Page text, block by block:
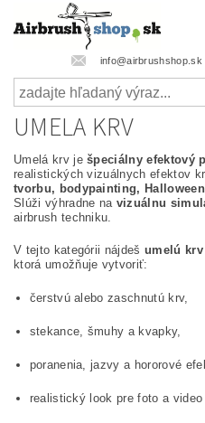
info@airbrushshop.sk
UMELA KRV
Umelá krv ješpeciálny efektový
realistických vizuálnych efektov
tvorbu, bodypainting,
Slúži výhradne na vizuálnu
airbrush techniku.
V tejto kategórii nájdeš umelú
ktorá umožňuje vytvoriť:
čerstvú alebo zaschnutú krv,
stekance, šmuhy a kvapky,
poranenia, jazvy a hororové
realistický look pre foto a video